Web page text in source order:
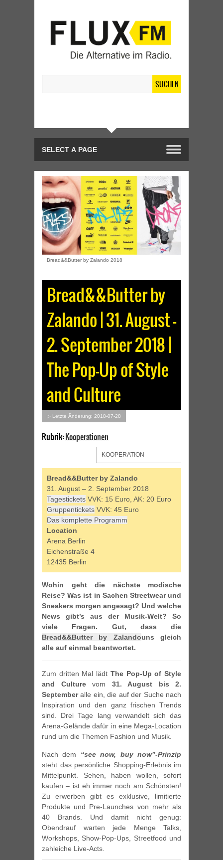
SUCHEN
Bread&&Butter by Zalando 2018
Bread&&Butter by
Zalando | 31. August –
2. September 2018 |
The Pop-Up of Style
and Culture
▷ Letzte Änderung: 2018-07-28
Rubrik:Kooperationen
KOOPERATION
Bread&&Butter by Zalando
31. August – 2. September 2018
Tagestickets VVK: 15 Euro, AK: 20 Euro
Gruppentickets VVK: 45 Euro
Das komplette Programm
Location
Arena Berlin
Eichenstraße 4
12435 Berlin
Wohin geht die nächste modische
Reise? Was ist in Sachen Streetwear und
Sneakers morgen angesagt? Und welche
News gibt’s aus der Musik-Welt? So
viele Fragen. Gut, dass die
Bread&&Butter by Zalandouns gleich
alle auf einmal beantwortet.
Zum dritten Mal lädt The Pop-Up of Style
and Culturevom 31. August bis 2.
Septemberalle ein, die auf der Suche nach
Inspiration und den ganz frischen Trends
sind. Drei Tage lang verwandelt sich das
Arena-Gelände dafür in eine Mega-Location
rund um die Themen Fashion und Musik.
Nach dem “see now, buy now”-Prinzip
steht das persönliche Shopping-Erlebnis im
Mittelpunkt. Sehen, haben wollen, sofort
kaufen – ist eh immer noch am Schönsten!
Zu erwerben gibt es exklusive, limitierte
Produkte und Pre-Launches von mehr als
40 Brands. Und damit nicht genug:
Obendrauf warten jede Menge Talks,
Workshops, Show-Pop-Ups, Streetfood und
zahleiche Live-Acts.